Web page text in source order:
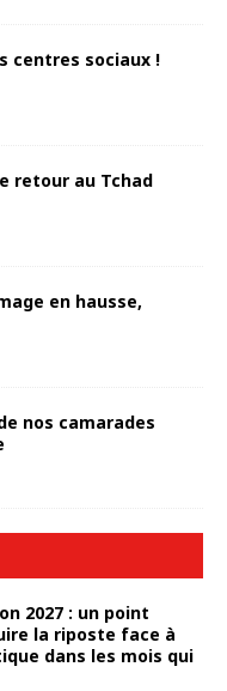
centres sociaux !
retour au Tchad
en hausse,
nos camarades
2027 : un point
la riposte face à
dans les mois qui